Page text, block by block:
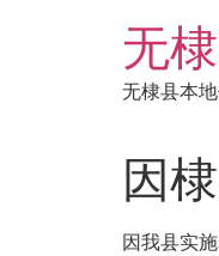
无
无棣县本
因
因我县实